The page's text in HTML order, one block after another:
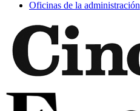
Oficinas de la administración